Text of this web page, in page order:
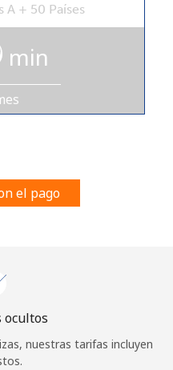
→
A + 50 Países
min
el pago
ocultos
nuestras tarifas incluyen